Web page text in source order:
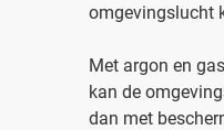
omgevingslucht
Met argon en
kan de
dan met